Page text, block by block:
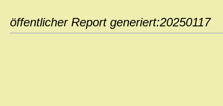
öffentlicher Report